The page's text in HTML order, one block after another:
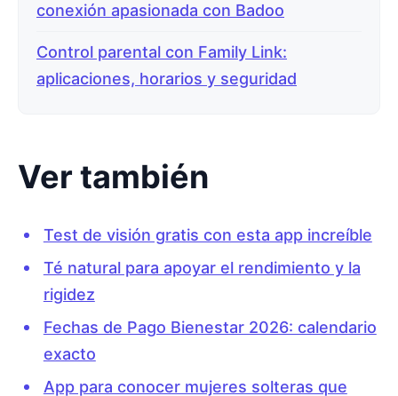
conexión apasionada con Badoo
Control parental con Family Link:
aplicaciones, horarios y seguridad
Ver también
Test de visión gratis con esta app increíble
Té natural para apoyar el rendimiento y la
rigidez
Fechas de Pago Bienestar 2026: calendario
exacto
App para conocer mujeres solteras que